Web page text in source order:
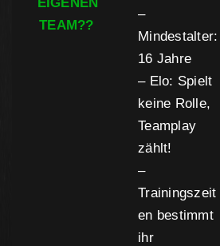
TEAM??
–
Mindestalter:
16 Jahre
– Elo: Spielt
keine Rolle,
Teamplay
zählt!
–
Trainingszeit
en bestimmt
ihr